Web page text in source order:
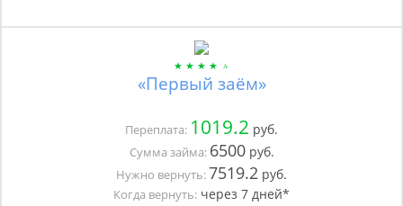
«Первый заём»
Переплата: 1019.2 руб.
Сумма займа: 6500руб.
Нужно вернуть:7519.2 руб.
Когда вернуть: через 7 дней*